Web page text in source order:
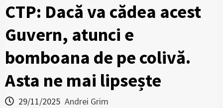
CTP: Dacă va cădea acest
Guvern, atunci e
bomboana de pe colivă.
Asta ne mai lipsește
29/11/2025 Andrei Grim